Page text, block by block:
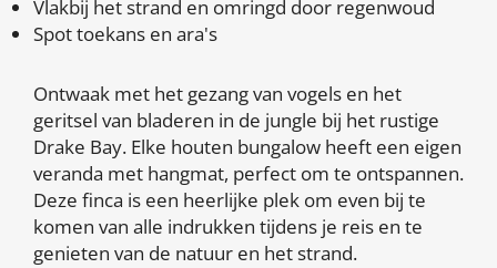
Vlakbij het strand en omringd door regenwoud
Spot toekans en ara's
Ontwaak met het gezang van vogels en het
geritsel van bladeren in de jungle bij het rustige
Drake Bay. Elke houten bungalow heeft een eigen
veranda met hangmat, perfect om te ontspannen.
Deze finca is een heerlijke plek om even bij te
komen van alle indrukken tijdens je reis en te
genieten van de natuur en het strand.